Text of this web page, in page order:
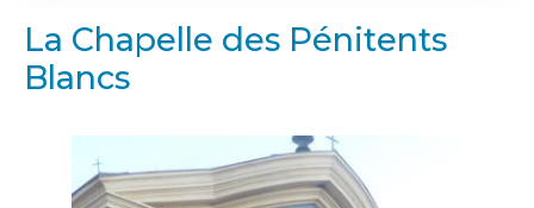
La Chapelle des Pénitents
Blancs